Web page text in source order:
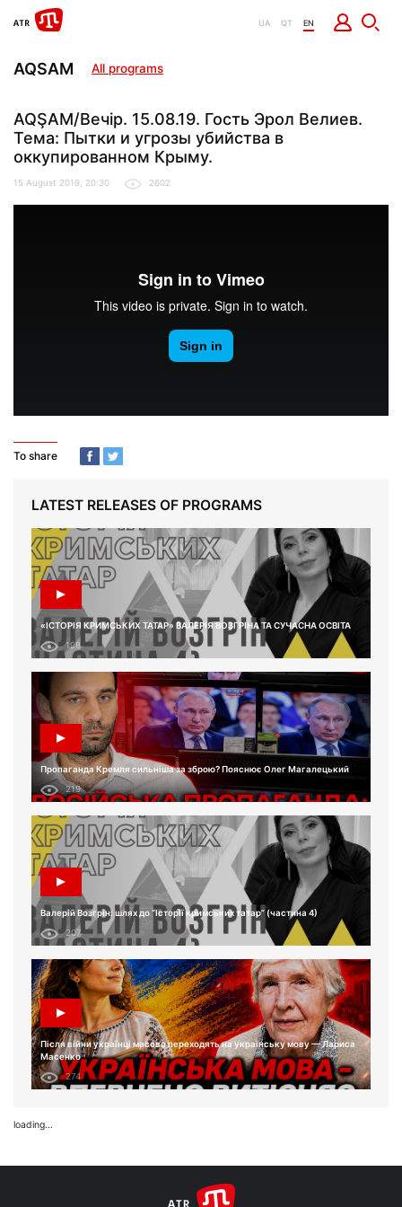
UA QT EN
AQSAM All programs
AQŞAM/Вечір. 15.08.19. Гость Эрол Велиев.
Тема: Пытки и угрозы убийства в
оккупированном Крыму.
15 August 2019, 20:30 2602
To share
LATEST RELEASES OF PROGRAMS
«ІСТОРІЯ КРИМСЬКИХ ТАТАР» ВАЛЕРІЯ ВОЗГРІНА ТА СУЧАСНА ОСВІТА
198
Пропаганда Кремля сильніша за зброю? Пояснює Олег Магалецький
219
Валерій Возгрін: шлях до “Історії кримських татар” (частина 4)
207
Після війни українці масово переходять на українську мову — Лариса
Масенко
274
loading...